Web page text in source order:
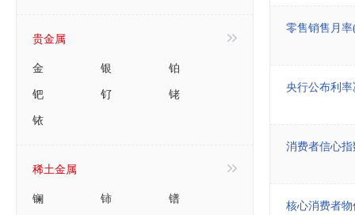
贵金属
金
银
铂
钯
钌
铑
铱
稀土金属
镧
铈
镨
零售销售月率
央行公布利率
消费者信心
核心消费者